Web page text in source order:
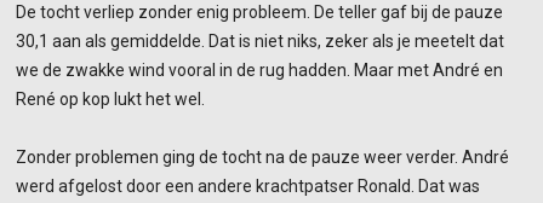
De tocht verliep zonder enig probleem. De teller gaf bij de pauze
30,1 aan als gemiddelde. Dat is niet niks, zeker als je meetelt dat
we de zwakke wind vooral in de rug hadden. Maar met André en
René op kop lukt het wel.
Zonder problemen ging de tocht na de pauze weer verder. André
werd afgelost door een andere krachtpatser Ronald. Dat was